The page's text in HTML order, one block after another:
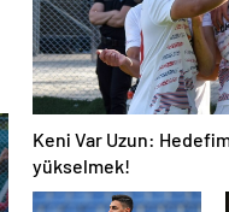
Keni Var Uzun:
yükselmek!